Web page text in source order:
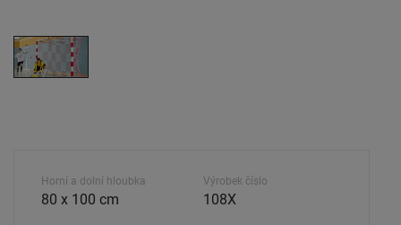
Horní a dolní hloubka
80 x 100 cm
Výrobek číslo
108X